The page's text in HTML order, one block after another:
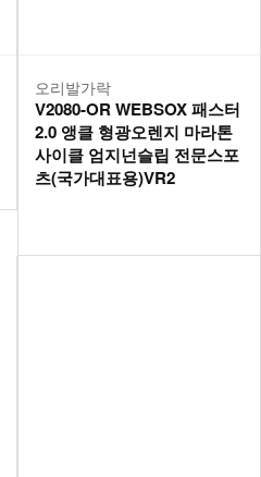
오리발가락
V2080-OR WEBSOX 패스터
2.0 앵클 형광오렌지 마라톤
사이클 엄지넌슬립 전문스포
츠(국가대표용)VR2